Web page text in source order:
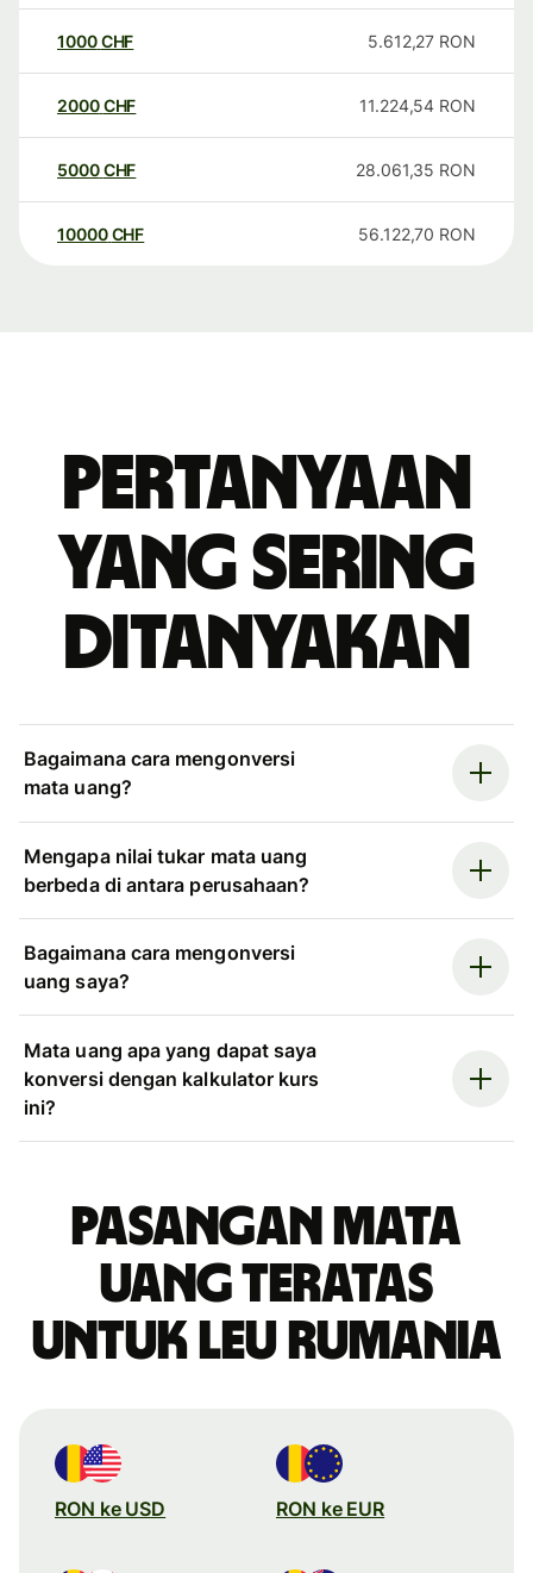
1000CHF 5.612,27 RON
2000CHF 11.224,54 RON
5000CHF 28.061,35 RON
10000 CHF 56.122,70 RON
Pertanyaan
yang sering
ditanyakan
Bagaimana cara mengonversi
mata uang?
Mengapa nilai tukar mata uang
berbeda di antara perusahaan?
Bagaimana cara mengonversi
uang saya?
Mata uang apa yang dapat saya
konversi dengan kalkulator kurs
ini?
Pasangan mata
uang teratas
untuk leu Rumania
RON ke USD RON ke EUR